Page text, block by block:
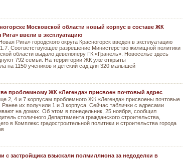
Московской области новый корпус в составе ЖК
Рига» ввели в эксплуатацию
Рига» городского округа Красногорск введен в эксплуатацию
Соответствующее разрешение Министерство жилищной политики
области выдало девелоперу ГК «Гранель». Новоселье здесь
792 семьи. На территории ЖК уже открыты
на 1150 учеников и детский сад для 320 малышей
проблемному ЖК «Легенда» присвоен почтовый адрес
2, 4 и 7 корпусам проблемного ЖК «Легенда» присвоены почтовые
Ранее их получили 1 и 3 корпуса. Сейчас таблички с адресами
на домах. Об этом в понедельник, 25 ноября, сообщил
столичного Департамента гражданского строительства,
в Комплекс градостроительной политики и строительства города
с застройщика взыскали полмиллиона за недоделки в